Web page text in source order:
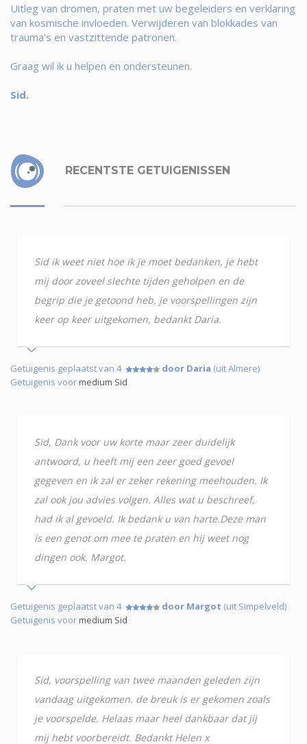
Uitleg van dromen, praten met uw begeleiders en verklaring
van kosmische invloeden. Verwijderen van blokkades van
trauma's en vastzittende patronen.
Graag wil ik u helpen en ondersteunen.
Sid.
RECENTSTE GETUIGENISSEN
Sid ik weet niet hoe ik je moet bedanken, je hebt
mij door zoveel slechte tijden geholpen en de
begrip die je getoond heb, je voorspellingen zijn
keer op keer uitgekomen, bedankt Daria.
Getuigenis geplaatst van 4 door Daria (uit Almere)
Getuigenis voormedium Sid
Sid, Dank voor uw korte maar zeer duidelijk
antwoord, u heeft mij een zeer goed gevoel
gegeven en ik zal er zeker rekening meehouden. Ik
zal ook jou advies volgen. Alles wat u beschreef,
had ik al gevoeld. Ik bedank u van harte.Deze man
is een genot om mee te praten en hij weet nog
dingen ook. Margot.
Getuigenis geplaatst van 4 door Margot (uit Simpelveld)
Getuigenis voormedium Sid
Sid, voorspelling van twee maanden geleden zijn
vandaag uitgekomen. de breuk is er gekomen zoals
je voorspelde. Helaas maar heel dankbaar dat jij
mij hebt voorbereidt. Bedankt Helen x